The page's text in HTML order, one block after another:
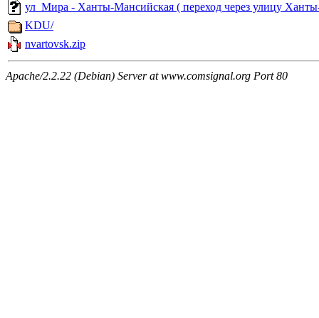
ул_Мира - Ханты-Мансийская ( переход через улицу
KDU/
nvartovsk.zip
Apache/2.2.22 (Debian) Server at www.comsignal.org Port 80